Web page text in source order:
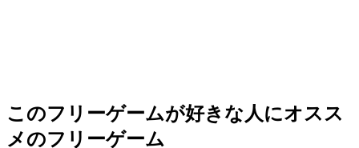
このフリーゲームが好きな人にオスス
メのフリーゲーム